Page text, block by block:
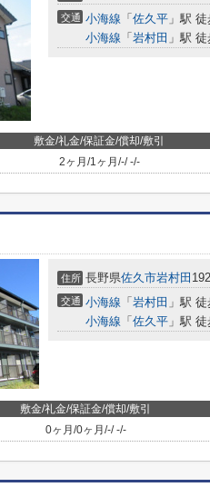
交通 小海線 「 佐久平 」駅
小海線 「 岩村田 」駅
敷金/礼金/保証金/償却/敷引
2ヶ月 /1ヶ月 /-/-/-
住所 長野県佐久市岩村田
交通 小海線 「 岩村田 」駅
小海線 「 佐久平 」駅
敷金/礼金/保証金/償却/敷引
0ヶ月 /0ヶ月 /-/-/-